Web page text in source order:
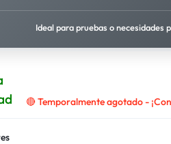
Ideal para pruebas o necesidades
🔴 Temporalmente agotado -